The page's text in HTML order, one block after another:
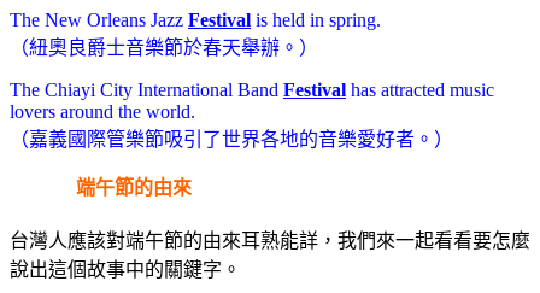
The New Orleans Jazz Festival is held in spring.
（紐奧良爵士音樂節於春天舉辦。）
The Chiayi City International Band Festival has attracted music
lovers around the world.
（嘉義國際管樂節吸引了世界各地的音樂愛好者。）
端午節的由來
台灣人應該對端午節的由來耳熟能詳，我們來一起看看要怎麼
說出這個故事中的關鍵字。